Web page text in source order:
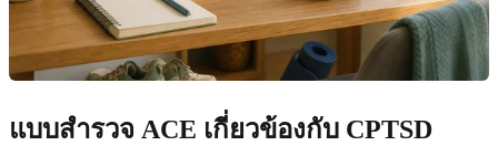
แบบสำรวจ ACE เกี่ยวข้องกับ CPTSD